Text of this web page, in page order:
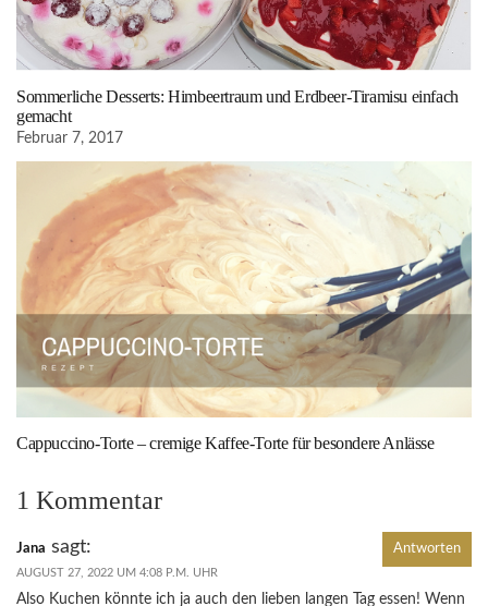
Sommerliche Desserts: Himbeertraum und Erdbeer-Tiramisu einfach
gemacht
Februar 7, 2017
Cappuccino-Torte – cremige Kaffee-Torte für besondere Anlässe
1 Kommentar
Jana sagt:
AUGUST 27, 2022 UM 4:08 P.M. UHR
Also Kuchen könnte ich ja auch den lieben langen Tag essen! Wenn
Antworten